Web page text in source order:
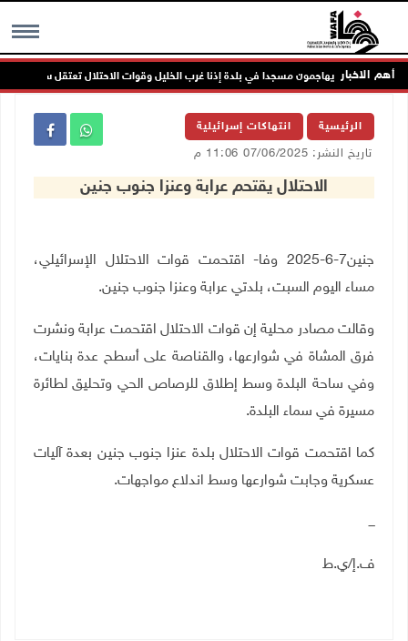
MENU أهم الاخبار
مستعمرون يهاجمون مسجدا في بلدة إذنا غرب الخليل وقوات الاحتلال تعتقل سبعة مواطنين
الرئيسية انتهاكات إسرائيلية
تاريخ النشر: 07/06/2025 11:06 م
الاحتلال يقتحم عرابة وعنزا جنوب جنين
جنين7-6-2025 وفا- اقتحمت قوات الاحتلال الإسرائيلي،
مساء اليوم السبت، بلدتي عرابة وعنزا جنوب جنين.
وقالت مصادر محلية إن قوات الاحتلال اقتحمت عرابة ونشرت
فرق المشاة في شوارعها، والقناصة على أسطح عدة بنايات،
وفي ساحة البلدة وسط إطلاق للرصاص الحي وتحليق لطائرة
مسيرة في سماء البلدة.
كما اقتحمت قوات الاحتلال بلدة عنزا جنوب جنين بعدة آليات
عسكرية وجابت شوارعها وسط اندلاع مواجهات.
ـــ
ف.إ/ي.ط